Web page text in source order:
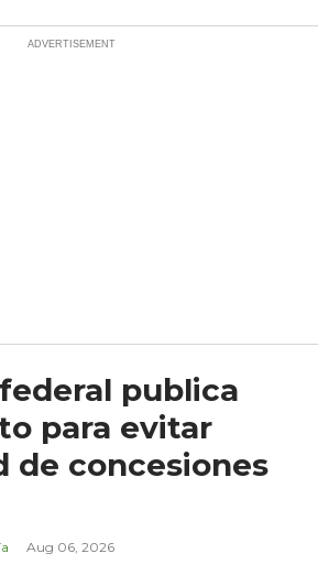
publica
para evitar
de concesiones
Aug 06, 2026